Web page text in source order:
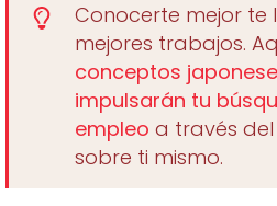
Conocerte mejor te
mejores trabajos.
conceptos
impulsarán tu
empleo a través
sobre ti mismo.